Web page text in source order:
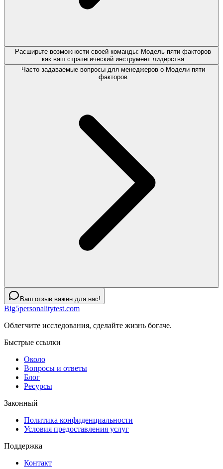
Расширьте возможности своей команды: Модель пяти факторов
как ваш стратегический инструмент лидерства
Часто задаваемые вопросы для менеджеров о Модели пяти
факторов
Ваш отзыв важен для нас!
Big5personalitytest.com
Облегчите исследования, сделайте жизнь богаче.
Быстрые ссылки
Около
Вопросы и ответы
Блог
Ресурсы
Законный
Политика конфиденциальности
Условия предоставления услуг
Поддержка
Контакт